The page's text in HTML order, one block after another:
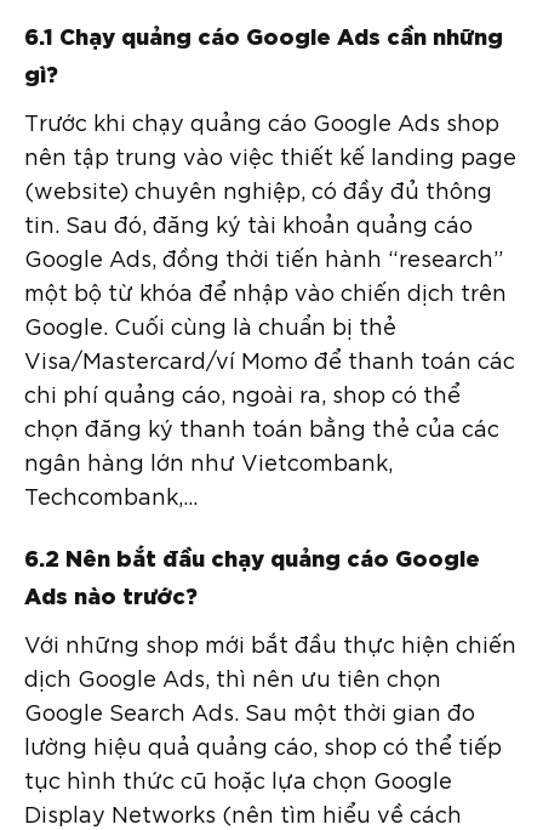
6.1 Chạy quảng cáo Google Ads cần những
gì?
Trước khi chạy quảng cáo Google Ads shop
nên tập trung vào việc thiết kế landing page
(website) chuyên nghiệp, có đầy đủ thông
tin. Sau đó, đăng ký tài khoản quảng cáo
Google Ads, đồng thời tiến hành “research”
một bộ từ khóa để nhập vào chiến dịch trên
Google. Cuối cùng là chuẩn bị thẻ
Visa/Mastercard/ví Momo để thanh toán các
chi phí quảng cáo, ngoài ra, shop có thể
chọn đăng ký thanh toán bằng thẻ của các
ngân hàng lớn như Vietcombank,
Techcombank,…
6.2 Nên bắt đầu chạy quảng cáo Google
Ads nào trước?
Với những shop mới bắt đầu thực hiện chiến
dịch Google Ads, thì nên ưu tiên chọn
Google Search Ads. Sau một thời gian đo
lường hiệu quả quảng cáo, shop có thể tiếp
tục hình thức cũ hoặc lựa chọn Google
Display Networks (nên tìm hiểu về cách